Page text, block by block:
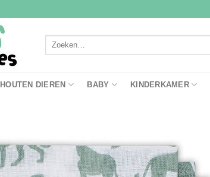
Zoeken
HOUTEN DIEREN BABY KINDERKAMER